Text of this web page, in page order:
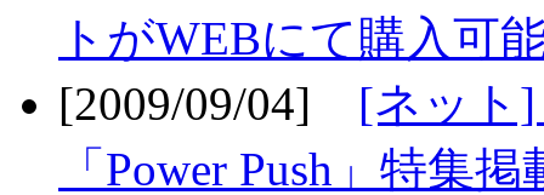
トがWEBにて購入可
[2009/09/04] [ネット]
「Power Push」特集